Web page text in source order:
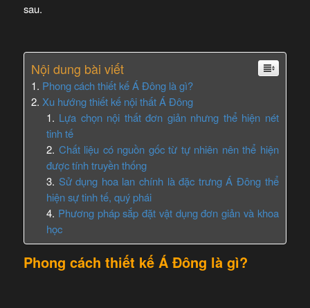
sau.
Nội dung bài viết
Phong cách thiết kế Á Đông là gì?
Xu hướng thiết kế nội thất Á Đông
Lựa chọn nội thất đơn giản nhưng thể hiện nét
tinh tế
Chất liệu có nguồn gốc từ tự nhiên nên thể hiện
được tính truyền thống
Sử dụng hoa lan chính là đặc trưng Á Đông thể
hiện sự tinh tế, quý phái
Phương pháp sắp đặt vật dụng đơn giản và khoa
học
Phong cách thiết kế Á Đông là gì?